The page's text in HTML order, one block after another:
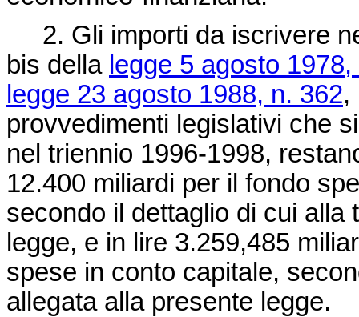
2. Gli importi da iscrivere
bis della legge 5 agosto
legge 23 agosto 1988, n. 362,
provvedimenti legislativi che
nel triennio 1996-1998,
12.400 miliardi per il fondo
secondo il dettaglio di cui alla
legge, e in lire 3.259,485
spese in conto capitale,
allegata alla presente legge.